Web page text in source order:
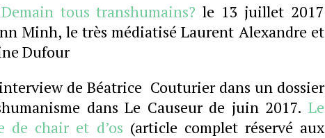
Demain tous transhumains? le 13 juillet 2017
Minh, le très médiatisé Laurent Alexandre et
Dufour
de Béatrice Couturier dans un dossier
dans Le Causeur de juin 2017. Le
de chair et d’os (article complet réservé aux